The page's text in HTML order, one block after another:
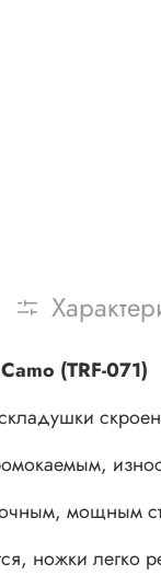
(TRF-071)
мощным
ножки легко